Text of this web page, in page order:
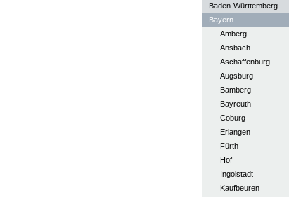
Baden-Württemberg
Bayern
Amberg
Ansbach
Aschaffenburg
Augsburg
Bamberg
Bayreuth
Coburg
Erlangen
Fürth
Hof
Ingolstadt
Kaufbeuren